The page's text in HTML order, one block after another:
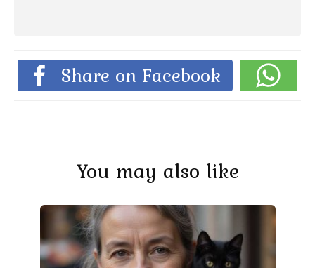
Share on Facebook
You may also like